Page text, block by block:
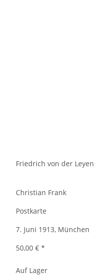
Friedrich von der Leyen
Christian Frank
Postkarte
7. Juni 1913, München
50,00 € *
Auf Lager